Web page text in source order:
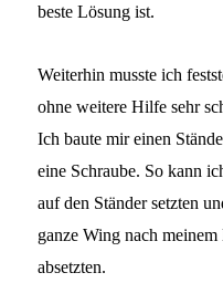
beste Lösung ist.
Weiterhin musste ich
ohne weitere Hilfe sehr
Ich baute mir einen
eine Schraube. So kann
auf den Ständer setzten
ganze Wing nach
absetzten.